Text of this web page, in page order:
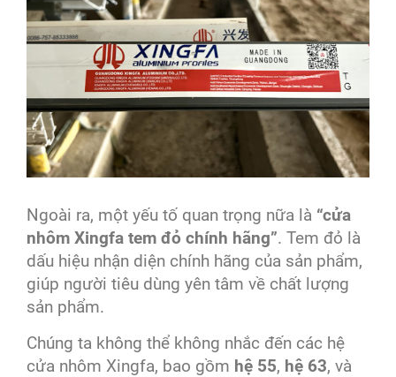
Ngoài ra, một yếu tố quan trọng nữa là “cửa
nhôm Xingfa tem đỏ chính hãng”. Tem đỏ là
dấu hiệu nhận diện chính hãng của sản phẩm,
giúp người tiêu dùng yên tâm về chất lượng
sản phẩm.
Chúng ta không thể không nhắc đến các hệ
cửa nhôm Xingfa, bao gồm hệ 55, hệ 63, và